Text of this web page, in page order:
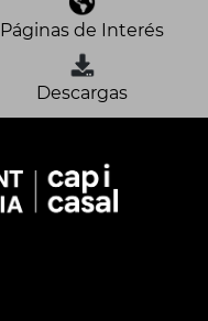
Páginas de Interés
Descargas